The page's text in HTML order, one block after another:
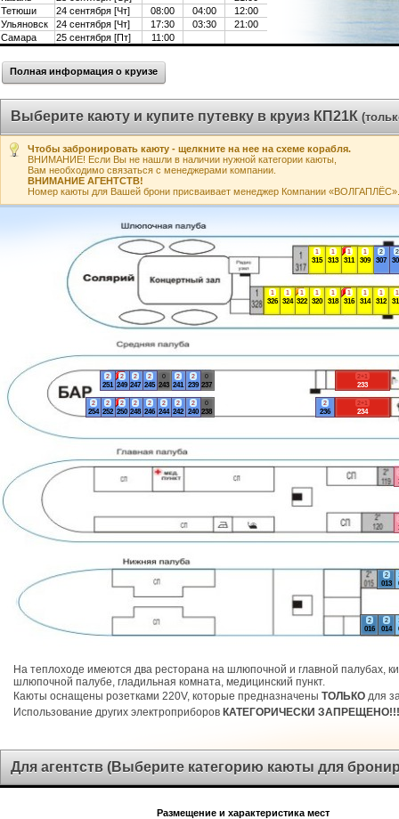
Тетюши
24 сентября [Чт] 08:00 04:00
12:00
Ульяновск
24 сентября [Чт] 17:30 03:30
21:00
Самара
25 сентября [Пт] 11:00
Полная информация о круизе
Выберите каюту и купите путевку в круиз КП21К
Чтобы забронировать каюту - щелкните на нее на схеме корабля.
ВНИМАНИЕ! Если Вы не нашли в наличии нужной категории каюты,
Вам необходимо связаться с менеджерами компании.
ВНИМАНИЕ АГЕНТСТВ!
Номер каюты для Вашей брони присваивает менеджер Компании «ВОЛГАПЛЁС».
2
013
2
014
2
016
2+1
233
2+1
234
2
236
0
237
0
238
2
239
2
240
2
241
2
242
0
243
2
244
2
245
2
246
2
247
2
248
2
249
2
250
2
251
2
252
2
254
2
2
307
1
309
1
1
311
1
312
1
313
1
314
1
315
1
316
1
318
1
320
1
322
1
324
1
326
На теплоходе имеются два ресторана на шлюпочной и главной палубах,
шлюпочной палубе, гладильная комната, медицинский пункт.
Каюты оснащены розетками 220V, которые предназначены ТОЛЬКО для
Использование других электроприборов КАТЕГОРИЧЕСКИ ЗАПРЕЩЕНО!!!
Для агентств (Выберите категорию каюты для
Размещение и характеристика мест